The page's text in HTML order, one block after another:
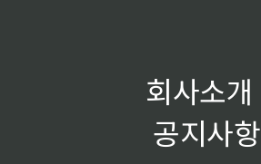
회사소개
공지사항